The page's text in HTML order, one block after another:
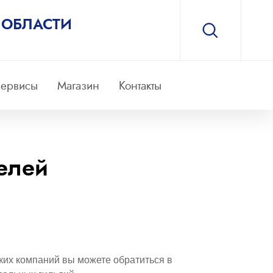
Магазин Контакты
компаний вы можете обратиться в